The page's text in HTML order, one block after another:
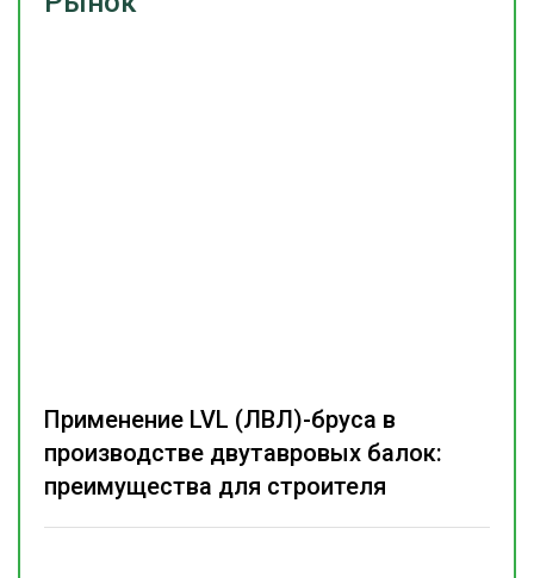
Применение LVL (ЛВЛ)-бруса в
производстве двутавровых балок:
преимущества для строителя